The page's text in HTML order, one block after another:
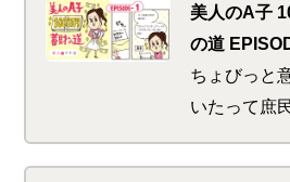
美人のA子
の道
ちょびっと
いたって庶
子」がマネ
での『始ま